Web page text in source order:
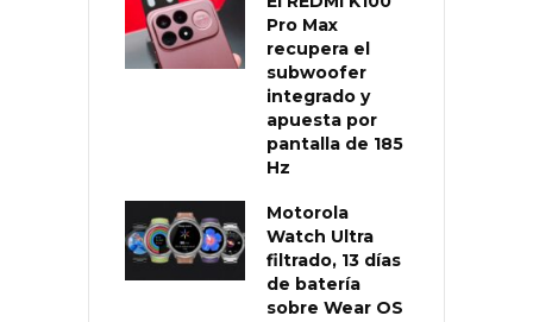
Pro Max
recupera el
subwoofer
integrado y
apuesta por
pantalla de 185
Hz
Motorola
Watch Ultra
filtrado, 13 días
de batería
sobre Wear OS